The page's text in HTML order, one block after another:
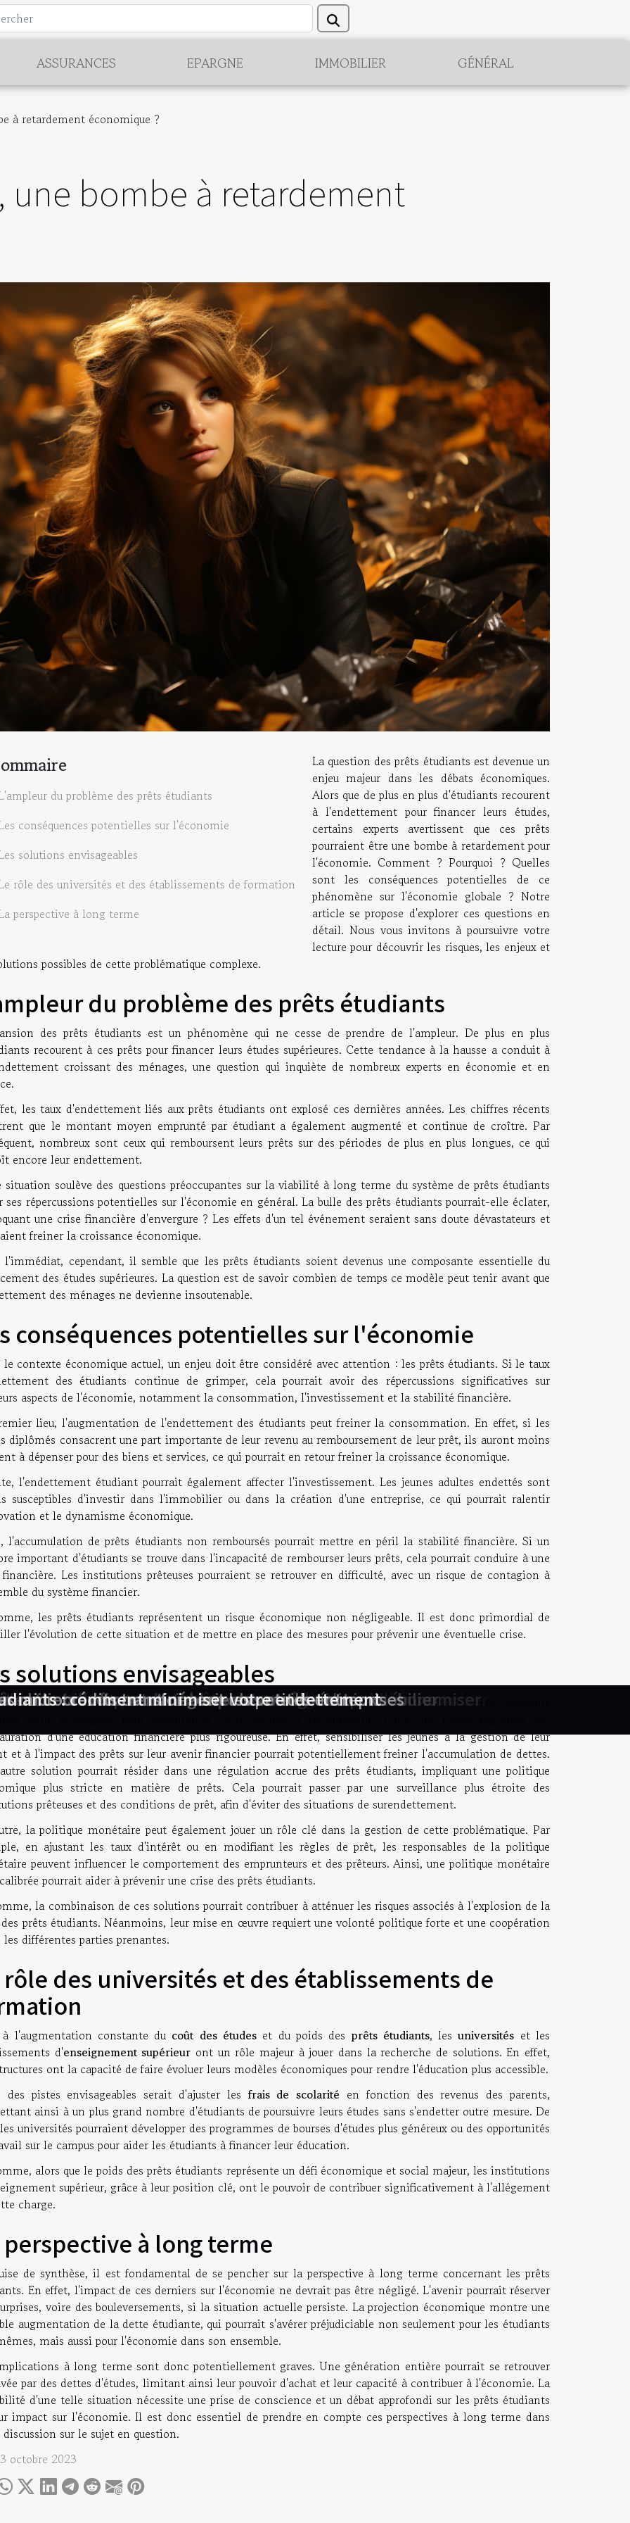
ASSURANCES EPARGNE IMMOBILIER GÉNÉRAL
à retardement économique ?
une bombe à retardement
du problème des prêts étudiants
conséquences potentielles sur l'économie
solutions envisageables
rôle des universités et des établissements de formation
perspective à long terme
La question des prêts étudiants est devenue un
enjeu majeur dans les débats économiques.
Alors que de plus en plus d'étudiants recourent
à l'endettement pour financer leurs études,
certains experts avertissent que ces prêts
pourraient être une bombe à retardement pour
l'économie. Comment ? Pourquoi ? Quelles
sont les conséquences potentielles de ce
phénomène sur l'économie globale ? Notre
article se propose d'explorer ces questions en
détail. Nous vous invitons à poursuivre votre
lecture pour découvrir les risques, les enjeux et
possibles de cette problématique complexe.
du problème des prêts étudiants
des prêts étudiants est un phénomène qui ne cesse de prendre de l'ampleur. De plus en plus
recourent à ces prêts pour financer leurs études supérieures. Cette tendance à la hausse a conduit à
croissant des ménages, une question qui inquiète de nombreux experts en économie et en
les taux d'endettement liés aux prêts étudiants ont explosé ces dernières années. Les chiffres récents
que le montant moyen emprunté par étudiant a également augmenté et continue de croître. Par
nombreux sont ceux qui remboursent leurs prêts sur des périodes de plus en plus longues, ce qui
encore leur endettement.
situation soulève des questions préoccupantes sur la viabilité à long terme du système de prêts étudiants
ses répercussions potentielles sur l'économie en général. La bulle des prêts étudiants pourrait-elle éclater,
une crise financière d'envergure ? Les effets d'un tel événement seraient sans doute dévastateurs et
freiner la croissance économique.
l'immédiat, cependant, il semble que les prêts étudiants soient devenus une composante essentielle du
des études supérieures. La question est de savoir combien de temps ce modèle peut tenir avant que
des ménages ne devienne insoutenable.
conséquences potentielles sur l'économie
le contexte économique actuel, un enjeu doit être considéré avec attention : les prêts étudiants. Si le taux
des étudiants continue de grimper, cela pourrait avoir des répercussions significatives sur
aspects de l'économie, notamment la consommation, l'investissement et la stabilité financière.
lieu, l'augmentation de l'endettement des étudiants peut freiner la consommation. En effet, si les
diplômés consacrent une part importante de leur revenu au remboursement de leur prêt, ils auront moins
à dépenser pour des biens et services, ce qui pourrait en retour freiner la croissance économique.
l'endettement étudiant pourrait également affecter l'investissement. Les jeunes adultes endettés sont
susceptibles d'investir dans l'immobilier ou dans la création d'une entreprise, ce qui pourrait ralentir
et le dynamisme économique.
l'accumulation de prêts étudiants non remboursés pourrait mettre en péril la stabilité financière. Si un
important d'étudiants se trouve dans l'incapacité de rembourser leurs prêts, cela pourrait conduire à une
Les institutions prêteuses pourraient se retrouver en difficulté, avec un risque de contagion à
du système financier.
les prêts étudiants représentent un risque économique non négligeable. Il est donc primordial de
l'évolution de cette situation et de mettre en place des mesures pour prévenir une éventuelle crise.
solutions envisageables
à la menace croissante que représentent les prêts étudiants pour l'économie mondiale, plusieurs
d'une éducation financière plus rigoureuse. En effet, sensibiliser les jeunes à la gestion de leur
et à l'impact des prêts sur leur avenir financier pourrait potentiellement freiner l'accumulation de dettes.
solution pourrait résider dans une régulation accrue des prêts étudiants, impliquant une politique
plus stricte en matière de prêts. Cela pourrait passer par une surveillance plus étroite des
prêteuses et des conditions de prêt, afin d'éviter des situations de surendettement.
la politique monétaire peut également jouer un rôle clé dans la gestion de cette problématique. Par
en ajustant les taux d'intérêt ou en modifiant les règles de prêt, les responsables de la politique
peuvent influencer le comportement des emprunteurs et des prêteurs. Ainsi, une politique monétaire
pourrait aider à prévenir une crise des prêts étudiants.
la combinaison de ces solutions pourrait contribuer à atténuer les risques associés à l'explosion de la
prêts étudiants. Néanmoins, leur mise en œuvre requiert une volonté politique forte et une coopération
les différentes parties prenantes.
rôle des universités et des établissements de
à l'augmentation constante du coût des études et du poids des prêts étudiants, lesuniversités et les
d'enseignement supérieur ont un rôle majeur à jouer dans la recherche de solutions. En effet,
ont la capacité de faire évoluer leurs modèles économiques pour rendre l'éducation plus accessible.
des pistes envisageables serait d'ajuster lesfrais de scolarité en fonction des revenus des parents,
ainsi à un plus grand nombre d'étudiants de poursuivre leurs études sans s'endetter outre mesure. De
universités pourraient développer des programmes de bourses d'études plus généreux ou des opportunités
sur le campus pour aider les étudiants à financer leur éducation.
alors que le poids des prêts étudiants représente un défi économique et social majeur, les institutions
supérieur, grâce à leur position clé, ont le pouvoir de contribuer significativement à l'allégement
charge.
perspective à long terme
de synthèse, il est fondamental de se pencher sur la perspective à long terme concernant les prêts
En effet, l'impact de ces derniers sur l'économie ne devrait pas être négligé. L'avenir pourrait réserver
voire des bouleversements, si la situation actuelle persiste. La projection économique montre une
augmentation de la dette étudiante, qui pourrait s'avérer préjudiciable non seulement pour les étudiants
mais aussi pour l'économie dans son ensemble.
à long terme sont donc potentiellement graves. Une génération entière pourrait se retrouver
par des dettes d'études, limitant ainsi leur pouvoir d'achat et leur capacité à contribuer à l'économie. La
d'une telle situation nécessite une prise de conscience et un débat approfondi sur les prêts étudiants
impact sur l'économie. Il est donc essentiel de prendre en compte ces perspectives à long terme dans
sur le sujet en question.
octobre 2023
cryptomonnaie pour un portefeuille d'entreprise
immobilier quand et comment renégocier pour économiser
votre taux d'intérêt sur un crédit immobilier
immobilier quand et comment renégocier pour économiser
entre taux fixe et variable pour votre crédit immobilier
: comment négocier les meilleurs taux
microcrédits transforment les petites entreprises
: comment minimiser votre endettement